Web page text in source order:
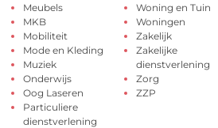
Meubels
MKB
Mobiliteit
Mode en Kleding
Muziek
Onderwijs
Oog Laseren
Particuliere
dienstverlening
Woning en Tuin
Woningen
Zakelijk
Zakelijke
dienstverlening
Zorg
ZZP